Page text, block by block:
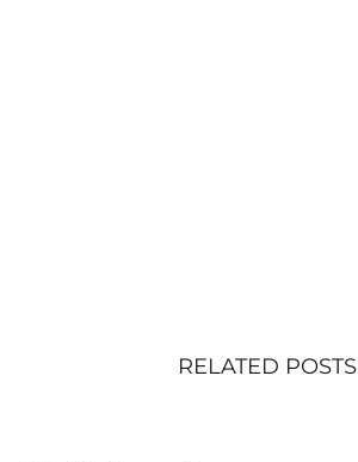
RELATED POSTS